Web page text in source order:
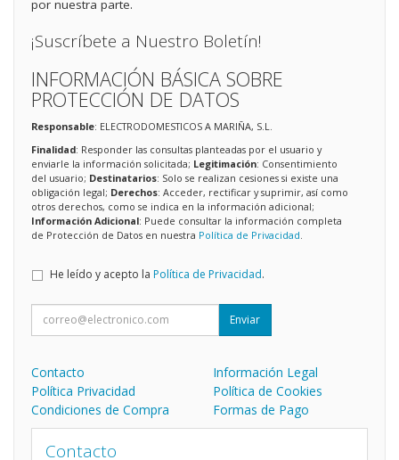
por nuestra parte.
¡Suscríbete a Nuestro Boletín!
INFORMACIÓN BÁSICA SOBRE
PROTECCIÓN DE DATOS
Responsable: ELECTRODOMESTICOS A MARIÑA, S.L.
Finalidad: Responder las consultas planteadas por el usuario y
enviarle la información solicitada; Legitimación: Consentimiento
del usuario; Destinatarios: Solo se realizan cesiones si existe una
obligación legal; Derechos: Acceder, rectificar y suprimir, así como
otros derechos, como se indica en la información adicional;
Información Adicional: Puede consultar la información completa
de Protección de Datos en nuestra Política de Privacidad.
He leído y acepto la Política de Privacidad.
Enviar
Contacto
Información Legal
Política Privacidad
Política de Cookies
Condiciones de Compra
Formas de Pago
Contacto